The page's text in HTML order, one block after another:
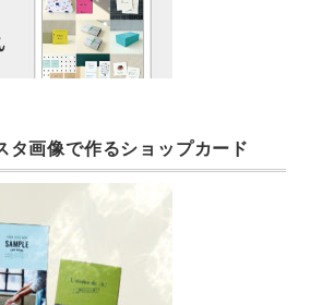
タ画像で作るショップカード